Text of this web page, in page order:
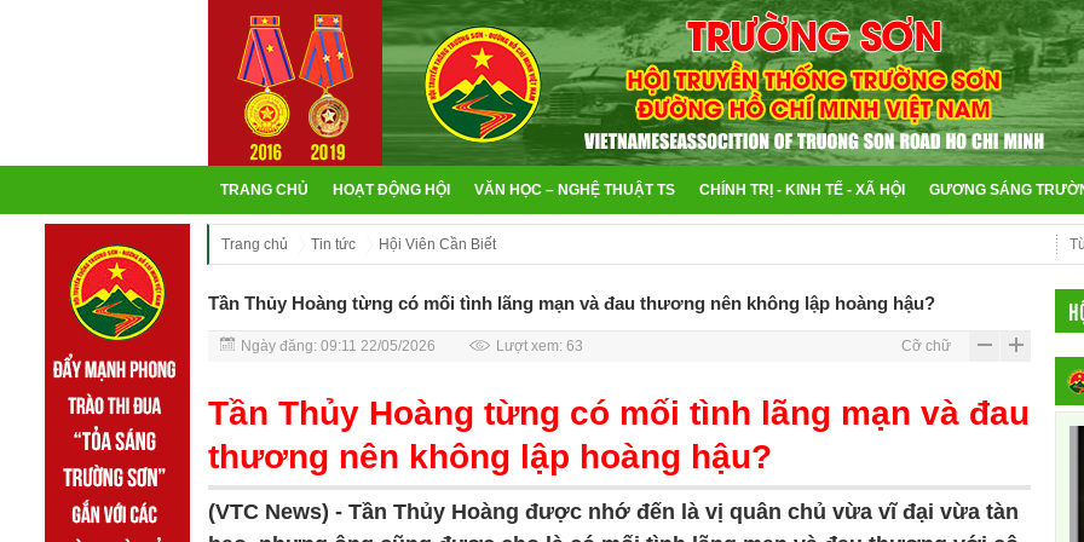
TRANG CHỦ HOẠT ĐỘNG HỘI VĂN HỌC – NGHỆ THUẬT TS CHÍNH TRỊ - KINH TẾ - XÃ HỘI GƯƠNG SÁNG
Trang chủ Tin tức Hội Viên Cần Biết
Tần Thủy Hoàng từng có mối tình lãng mạn và đau thương nên không lập hoàng hậu?
Ngày đăng: 09:11 22/05/2026 Lượt xem: 63 Cỡ chữ
Tần Thủy Hoàng từng có mối tình lãng mạn và đau
thương nên không lập hoàng hậu?
(VTC News) - Tần Thủy Hoàng được nhớ đến là vị quân chủ vừa vĩ đại vừa tàn